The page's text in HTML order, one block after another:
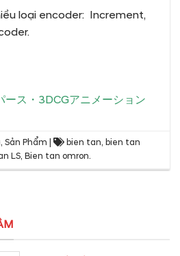
loại encoder: Increment,
ース ・ 3DCGアニメーション
,Sản Phẩm | bien tan,bien tan
LS,Bien tan omron.